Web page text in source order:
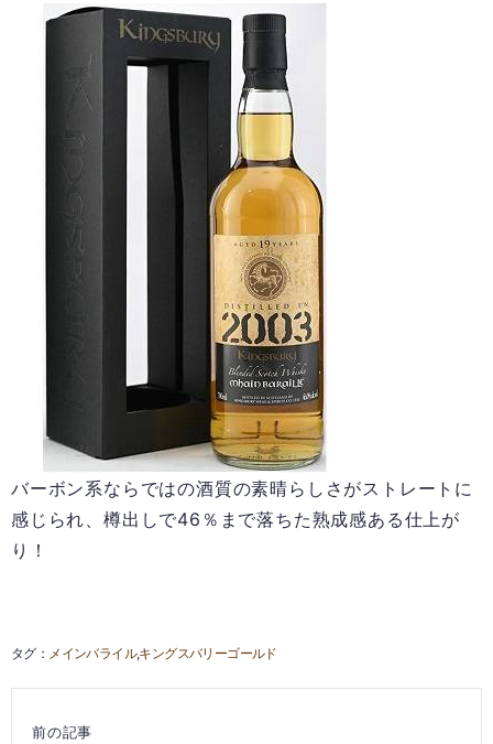
バーボン系ならではの酒質の素晴らしさがストレートに
感じられ、樽出しで46％まで落ちた熟成感ある仕上が
り！
メインバライルキングスバリーゴールド
前の記事